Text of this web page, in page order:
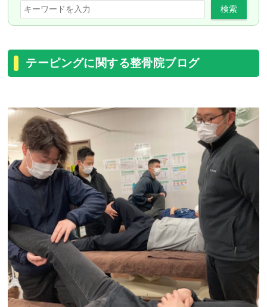
検索
テーピングに関する整骨院ブログ